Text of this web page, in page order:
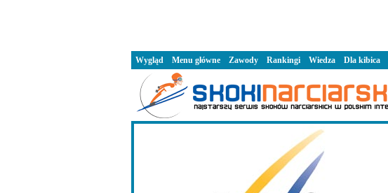
Wygląd Menu główne Zawody Rankingi Wiedza Dla kibica